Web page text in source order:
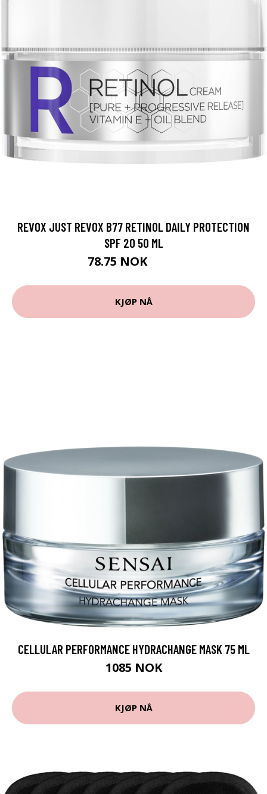
REVOX JUST REVOX B77 RETINOL DAILY PROTECTION
SPF 20 50 ML
78.75 NOK
KJØP NÅ
CELLULAR PERFORMANCE HYDRACHANGE MASK 75 ML
1085 NOK
KJØP NÅ